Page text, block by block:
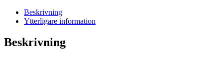
Beskrivning
Ytterligare information
Beskrivning